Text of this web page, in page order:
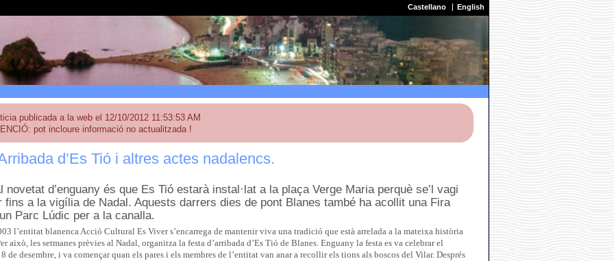
Castellano English
publicada a la web el 12/10/2012 11:53:53 AM
pot incloure informació no actualitzada !
d’Es Tió i altres actes nadalencs.
novetat d’enguany és que Es Tió estarà instal·lat a la plaça Verge Maria perquè se’l vagi
fins a la vigília de Nadal. Aquests darrers dies de pont Blanes també ha acollit una Fira
Parc Lúdic per a la canalla.
l’entitat blanenca Acció Cultural Es Viver s’encarrega de mantenir viva una tradició que està arrelada a la mateixa història
això, les setmanes prèvies al Nadal, organitza la festa d’arribada d’Es Tió de Blanes. Enguany la festa es va celebrar el
8 de desembre, i va començar quan els pares i els membres de l’entitat van anar a recollir els tions als boscos del Vilar. Després